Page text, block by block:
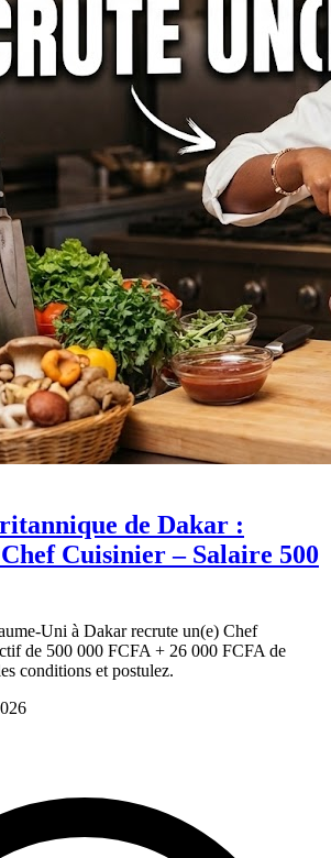
de Dakar :
Cuisinier – Salaire 500
Uni à Dakar recrute un(e) Chef
de 500 000 FCFA + 26 000 FCFA de
conditions et postulez.